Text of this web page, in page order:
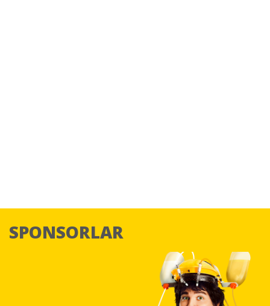
SPONSORLAR